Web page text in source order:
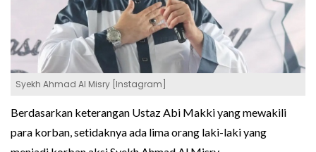
Syekh Ahmad Al Misry [Instagram]
Berdasarkan keterangan Ustaz Abi Makki yang mewakili
para korban, setidaknya ada lima orang laki-laki yang